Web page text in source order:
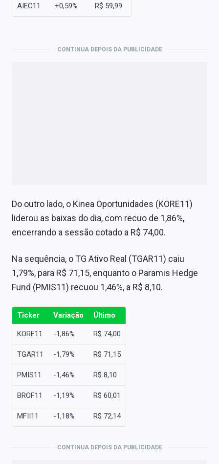
AIEC11 +0,59% R$ 59,99
CONTINUA DEPOIS DA PUBLICIDADE
Do outro lado, o Kinea Oportunidades (KORE11)
liderou as baixas do dia, com recuo de 1,86%,
encerrando a sessão cotado a R$ 74,00.
Na sequência, o TG Ativo Real (TGAR11) caiu
1,79%, para R$ 71,15, enquanto o Paramis Hedge
Fund (PMIS11) recuou 1,46%, a R$ 8,10.
Ticker Variação Último
KORE11 -1,86% R$ 74,00
TGAR11 -1,79% R$ 71,15
PMIS11 -1,46% R$ 8,10
BROF11 -1,19% R$ 60,01
MFII11 -1,18% R$ 72,14
CONTINUA DEPOIS DA PUBLICIDADE